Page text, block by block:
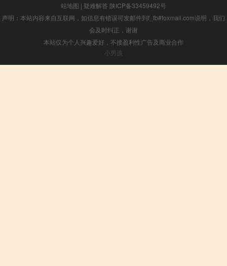
站地图 | 疑难解答 陕ICP备33459492号
声明：本站内容来自互联网，如信息有错误可发邮件到f_fb#foxmail.com说明，我们
会及时纠正，谢谢
本站仅为个人兴趣爱好，不接盈利性广告及商业合作
小男孩